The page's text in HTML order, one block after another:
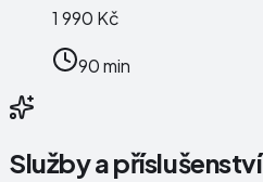
1 990 Kč
90 min
Služby a příslušenství